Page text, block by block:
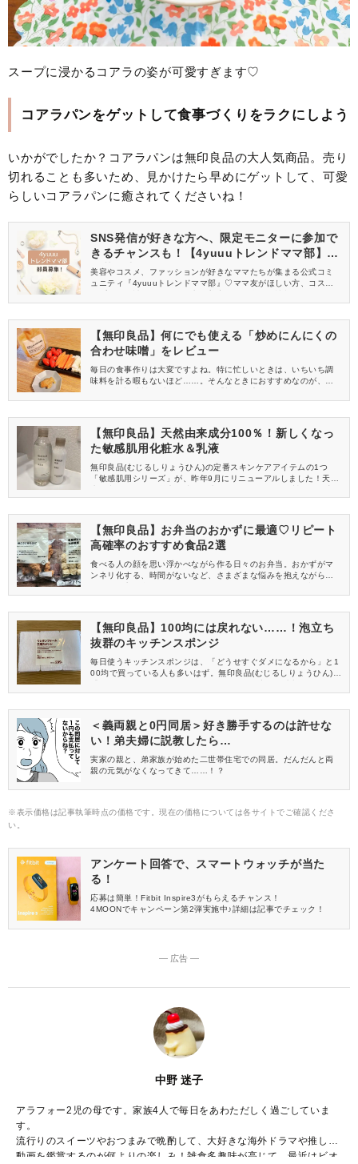
スープに浸かるコアラの姿が可愛すぎます♡
コアラパンをゲットして食事づくりをラクにしよう
いかがでしたか？コアラパンは無印良品の大人気商品。売り
切れることも多いため、見かけたら早めにゲットして、可愛
らしいコアラパンに癒されてくださいね！
SNS発信が好きな方へ、限定モニターに参加で
きるチャンスも！【4yuuuトレンドママ部】部
員募集中
美容やコスメ、ファッションが好きなママたちが集まる公式コミ
ュニティ『4yuuuトレンドママ部』♡ママ友がほしい方、コスメサ
信してくれる方を募集しています！
【無印良品】何にでも使える「炒めにんにくの
合わせ味噌」をレビュー
毎日の食事作りは大変ですよね。特に忙しいときは、いちいち調
味料を計る暇もないほど……。そんなときにおすすめなのが、あ
する無印良品(むじるしりょうひん)の「炒めにんにくの合わせ味
がありません♪おすすめの使い方をご紹介するので、ぜひチェック
してくださいね！
【無印良品】天然由来成分100％！新しくなっ
た敏感肌用化粧水＆乳液
無印良品(むじるしりょうひん)の定番スキンケアアイテムの1つ
「敏感肌用シリーズ」が、昨年9月にリニューアルしました！天然
来100％に変わり、より使いやすくなりましたよ。今回は、シリー
【無印良品】お弁当のおかずに最適♡リピート
高確率のおすすめ食品2選
食べる人の顔を思い浮かべながら作る日々のお弁当。おかずがマ
ンネリ化する、時間がないなど、さまざまな悩みを抱えながら作
解消してくれる2つの冷凍食品をご紹介。レンジで温めるだけで、
りの強〜い味方になってくれますよ。
【無印良品】100均には戻れない……！泡立ち
抜群のキッチンスポンジ
毎日使うキッチンスポンジは、「どうせすぐダメになるから」と1
00均で買っている人も多いはず。無印良品(むじるしりょうひん)の
で長持ちしますよ。そこで今回は、無印良品と100均で買ったキッ
＜義両親と0円同居＞好き勝手するのは許せな
い！弟夫婦に説教したら…
実家の親と、弟家族が始めた二世帯住宅での同居。だんだんと両
親の元気がなくなってきて……！？
※表示価格は記事執筆時点の価格です。現在の価格については各サイトでご確認くださ
い。
アンケート回答で、スマートウォッチが当た
る！
応募は簡単！Fitbit Inspire3がもらえるチャンス！
4MOONでキャンペーン第2弾実施中♪詳細は記事でチェック！
― 広告 ―
中野 迷子
アラフォー2児の母です。家族4人で毎日をあわただしく過ごしていま
す。
流行りのスイーツやおつまみで晩酌して、大好きな海外ドラマや推しの
動画を鑑賞するのが何よりの楽しみ！雑食多趣味が高じて、最近はビオ